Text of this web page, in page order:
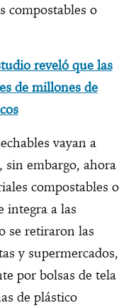
compostables o
reveló que las
de millones de
vayan a
sin embargo, ahora
compostables o
integra a las
se retiraron las
y supermercados,
por bolsas de tela
de plástico